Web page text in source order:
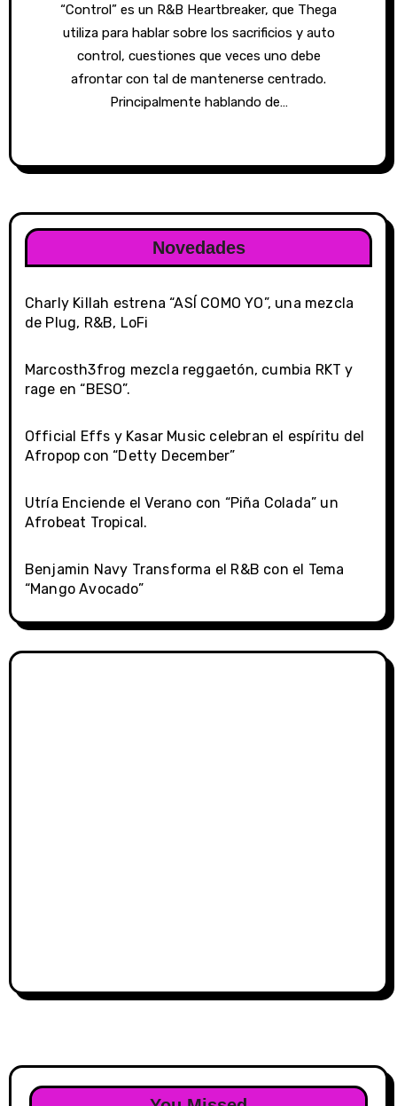
“Control” es un R&B Heartbreaker, que Thega
utiliza para hablar sobre los sacrificios y auto
control, cuestiones que veces uno debe
afrontar con tal de mantenerse centrado.
Principalmente hablando de…
Novedades
Charly Killah estrena “ASÍ COMO YO”, una mezcla
de Plug, R&B, LoFi
Marcosth3frog mezcla reggaetón, cumbia RKT y
rage en “BESO”.
Official Effs y Kasar Music celebran el espíritu del
Afropop con “Detty December”
Utría Enciende el Verano con “Piña Colada” un
Afrobeat Tropical.
Benjamin Navy Transforma el R&B con el Tema
“Mango Avocado”